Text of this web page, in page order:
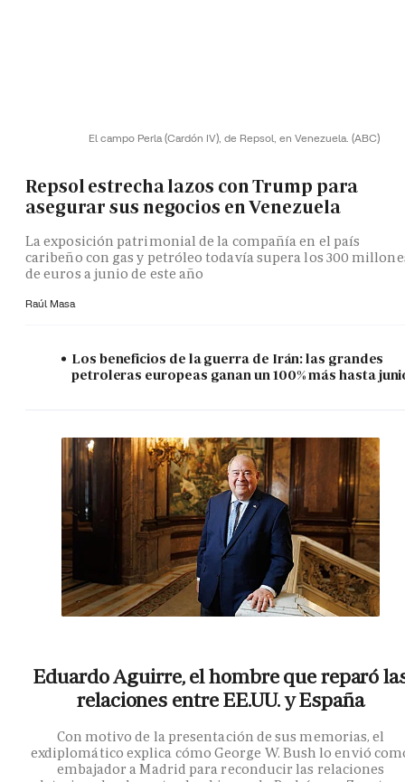
El campo Perla (Cardón IV), de Repsol, en Venezuela. (ABC)
Repsol estrecha lazos con Trump para
asegurar sus negocios en Venezuela
La exposición patrimonial de la compañía en el país
caribeño con gas y petróleo todavía supera los 300
de euros a junio de este año
Raúl Masa
Los beneficios de la guerra de Irán: las grandes
petroleras europeas ganan un 100% más hasta
Eduardo Aguirre, el hombre que reparó
relaciones entre EE.UU. y España
Con motivo de la presentación de sus memorias, el
exdiplomático explica cómo George W. Bush lo envió
embajador a Madrid para reconducir las relaciones